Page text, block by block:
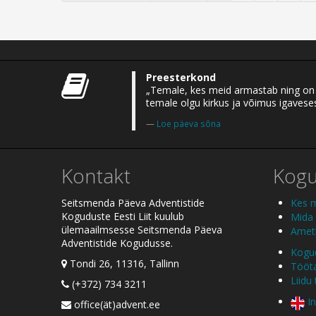
Preesterkond
„Temale, kes meid armastab ning
temale olgu kirkus ja võimus
Loe päeva sõna
Kontakt
Seitsmenda Päeva Adventistide
Koguduste Eesti Liit kuulub
ülemaailmsesse Seitsmenda Päeva
Adventistide Kogudusse.
Tondi 26, 11316, Tallinn
(+372) 734 3211
office(ät)advent.ee
Kes
Liidu